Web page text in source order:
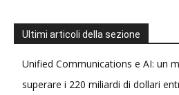
Ultimi articoli della sezione
Unified Communications e AI: un
superare i 220 miliardi di dollari